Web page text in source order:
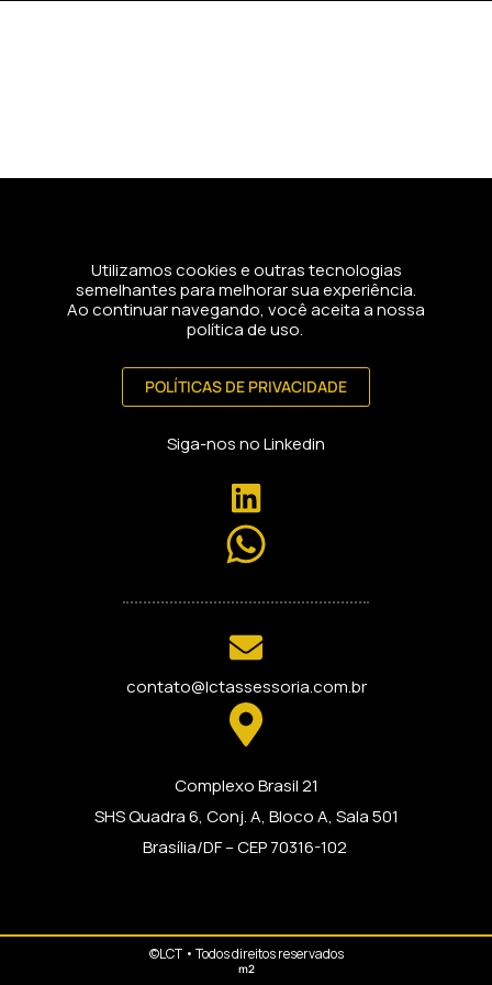
Utilizamos cookies e outras tecnologias
semelhantes para melhorar sua experiência.
Ao continuar navegando, você aceita a nossa
política de uso.
POLÍTICAS DE PRIVACIDADE
Siga-nos no Linkedin
contato@lctassessoria.com.br
Complexo Brasil 21
SHS Quadra 6, Conj. A, Bloco A, Sala 501
Brasília/DF – CEP 70316-102
©LCT • Todos direitos reservados
m2